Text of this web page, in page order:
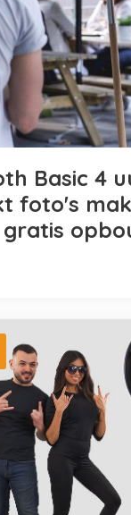
Basic 4
foto's